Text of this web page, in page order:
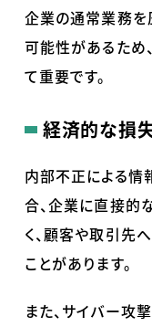
企業の通常業務を
可能性があるため
て重要です。
経済的な損
内部不正による情
合、企業に直接的
く、顧客や取引先
ことがあります。
また、サイバー攻撃